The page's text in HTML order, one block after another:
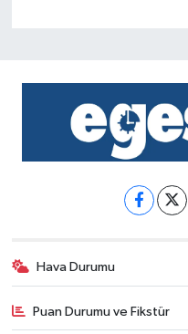
Hava Durumu
Puan Durumu ve Fikstür